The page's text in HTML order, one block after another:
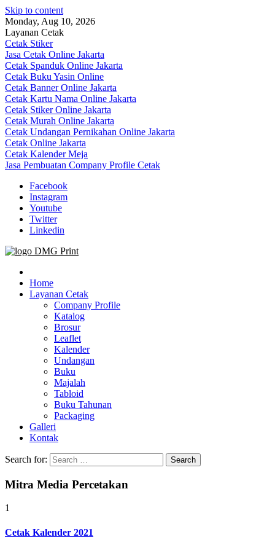
Skip to content
Monday, Aug 10, 2026
Layanan Cetak
Cetak Stiker
Jasa Cetak Online Jakarta
Cetak Spanduk Online Jakarta
Cetak Buku Yasin Online
Cetak Banner Online Jakarta
Cetak Kartu Nama Online Jakarta
Cetak Stiker Online Jakarta
Cetak Murah Online Jakarta
Cetak Undangan Pernikahan Online Jakarta
Cetak Online Jakarta
Cetak Kalender Meja
Jasa Pembuatan Company Profile Cetak
Facebook
Instagram
Youtube
Twitter
Linkedin
Jasa Cetak Online DMG Printing
Home
Layanan Cetak
Company Profile
Katalog
Brosur
Leaflet
Kalender
Undangan
Buku
Majalah
Tabloid
Buku Tahunan
Packaging
Galleri
Kontak
Search for:
Mitra Media Percetakan
1
Cetak Kalender 2021